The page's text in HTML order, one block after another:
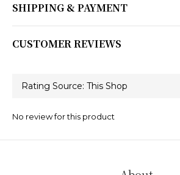
SHIPPING & PAYMENT
CUSTOMER REVIEWS
No review for this product